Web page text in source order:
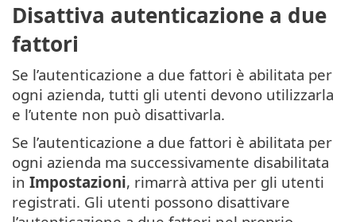
Disattiva autenticazione a due
fattori
Se l’autenticazione a due fattori è abilitata per
ogni azienda, tutti gli utenti devono utilizzarla
e l’utente non può disattivarla.
Se l’autenticazione a due fattori è abilitata per
ogni azienda ma successivamente disabilitata
in Impostazioni, rimarrà attiva per gli utenti
registrati. Gli utenti possono disattivare